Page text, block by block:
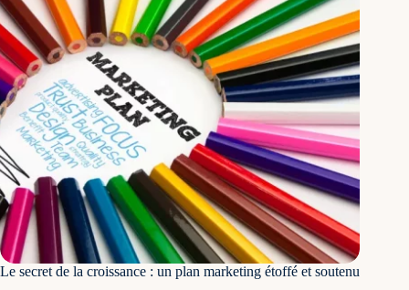
Les mots-clés organiques ensuite. Pour ce site d’une
soixantaine de pages, moins de 300 mots-clés étaient
Le secret de la croissance : un plan marketing étoffé et soutenu